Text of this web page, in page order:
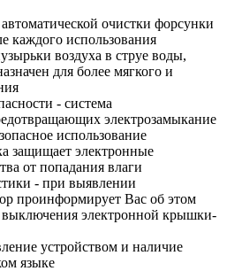
очистки форсунки
каждого использования
воздуха в струе воды,
для более мягкого и
- система
электрозамыкание
использование
защищает электронные
от попадания влаги
- при выявлении
проинформирует Вас об этом
электронной крышки-
устройством и наличие
языке